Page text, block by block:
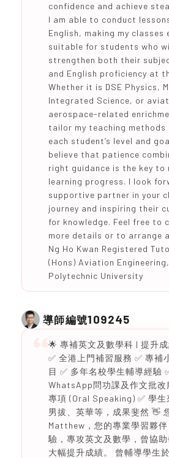
confidence and achieve
I am able to conduct
English, making my classes
suitable for students who
strengthen both their
and English proficiency at
Whether it is DSE Physics,
Integrated Science, or
aerospace-related
tailor my teaching
each student’s level and
believe that patience
right guidance is the key to
learning progress. I look
supportive partner in your
journey and inspiring their
for knowledge. Feel free to
more details or to arrange
Ng Ho Kwan Registered
(Hons) Aviation
Polytechnic University
導師編號109245
🌟 專補英文及數學科 | 提升
✅ 全港上門補習服務 ✅ 專補
目 ✅ 多年名校學生輔導經驗
WhatsApp問功課及作文批改
專項 (Oral Speaking) ✅ 學生
男拔、英華等，成果斐然 👋
Matthew，您的專業學習夥
驗，專攻英文及數學，曾協
大幅提升成績。 曾輔導學生